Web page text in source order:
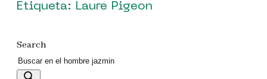
Etiqueta: Laure Pigeon
Search